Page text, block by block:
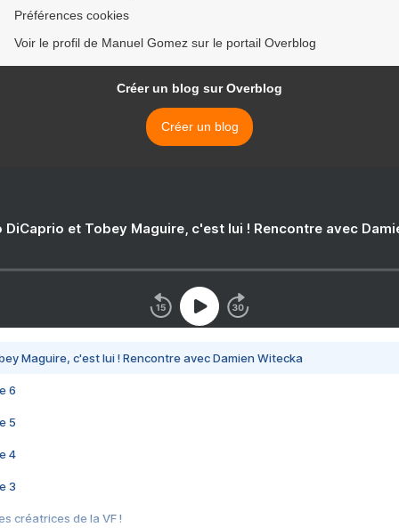
Préférences cookies
Voir le profil de Manuel Gomez sur le portail Overblog
Créer un blog sur Overblog
Créer un blog
DiCaprio et Tobey Maguire, c'est lui ! Rencontre avec
Maguire, c'est lui ! Rencontre avec Damien Witecka
6
5
4
3
créatrices de la VF !